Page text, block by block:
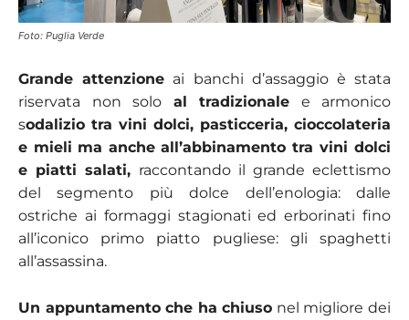
Foto: Puglia Verde
Grande attenzione ai banchi d’assaggio è stata
riservata non solo al tradizionale e armonico
sodalizio tra vini dolci, pasticceria, cioccolateria
e mieli ma anche all’abbinamento tra vini dolci
e piatti salati, raccontando il grande eclettismo
del segmento più dolce dell’enologia: dalle
ostriche ai formaggi stagionati ed erborinati fino
all’iconico primo piatto pugliese: gli spaghetti
all’assassina.
Un appuntamento che ha chiuso nel migliore dei